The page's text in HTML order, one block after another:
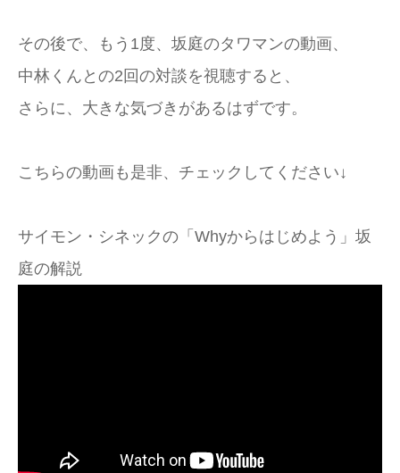
その後で、もう1度、坂庭のタワマンの動画、
中林くんとの2回の対談を視聴すると、
さらに、大きな気づきがあるはずです。
こちらの動画も是非、チェックしてください↓
サイモン・シネックの「Whyからはじめよう」坂
庭の解説